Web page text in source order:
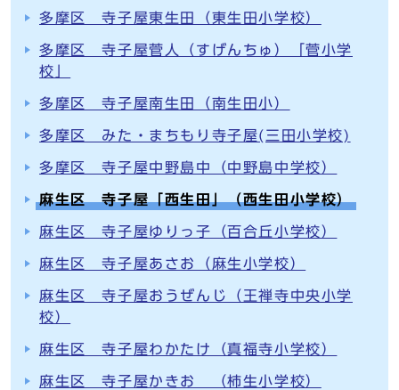
多摩区 寺子屋東生田（東生田小学校）
多摩区 寺子屋菅人（すげんちゅ）「菅小学
校」
多摩区 寺子屋南生田（南生田小）
多摩区 みた・まちもり寺子屋(三田小学校)
多摩区 寺子屋中野島中（中野島中学校）
麻生区 寺子屋「西生田」（西生田小学校）
麻生区 寺子屋ゆりっ子（百合丘小学校）
麻生区 寺子屋あさお（麻生小学校）
麻生区 寺子屋おうぜんじ（王禅寺中央小学
校）
麻生区 寺子屋わかたけ（真福寺小学校）
麻生区 寺子屋かきお （柿生小学校）